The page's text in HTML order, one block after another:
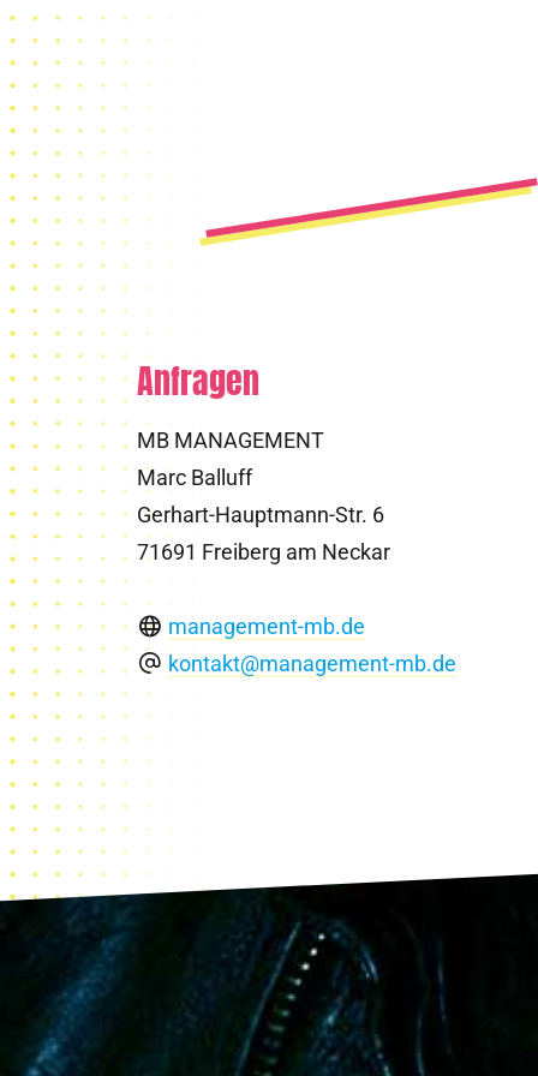
Anfragen
MB MANAGEMENT
Marc Balluff
Gerhart-Hauptmann-Str. 6
71691 Freiberg am Neckar
management-mb.de
kontakt@management-mb.de